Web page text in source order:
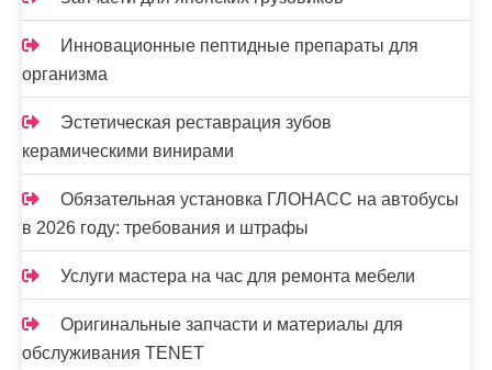
Инновационные пептидные препараты для
организма
Эстетическая реставрация зубов
керамическими винирами
Обязательная установка ГЛОНАСС на автобусы
в 2026 году: требования и штрафы
Услуги мастера на час для ремонта мебели
Оригинальные запчасти и материалы для
обслуживания TENET